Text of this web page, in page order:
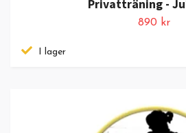
Privatträning -
890 kr
I lager